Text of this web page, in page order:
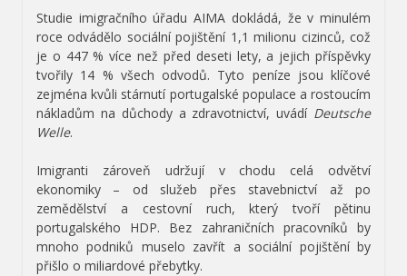
Studie imigračního úřadu AIMA dokládá, že v minulém
roce odvádělo sociální pojištění 1,1 milionu cizinců, což
je o 447 % více než před deseti lety, a jejich příspěvky
tvořily 14 % všech odvodů. Tyto peníze jsou klíčové
zejména kvůli stárnutí portugalské populace a rostoucím
nákladům na důchody a zdravotnictví, uvádí Deutsche
Welle.
Imigranti zároveň udržují v chodu celá odvětví
ekonomiky – od služeb přes stavebnictví až po
zemědělství a cestovní ruch, který tvoří pětinu
portugalského HDP. Bez zahraničních pracovníků by
mnoho podniků muselo zavřít a sociální pojištění by
přišlo o miliardové přebytky.